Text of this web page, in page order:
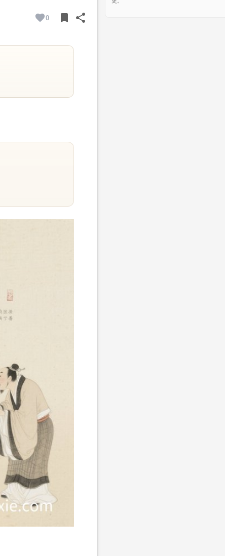
0 bookmarkBOOKMARK
shareSHARE